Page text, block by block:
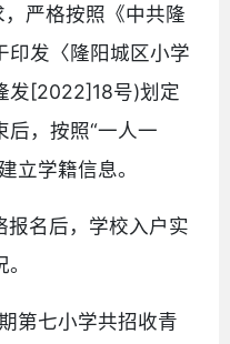
，严格按照《中共隆
印发〈隆阳城区小学
发[2022]18号)划定
后，按照“一人一
立学籍信息。
报名后，学校入户实
第七小学共招收青